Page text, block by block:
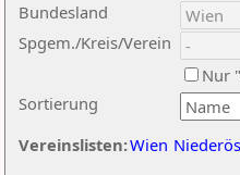
Sortierung
Bundesland
Spgem./Kreis/Verein
Nur
Vereinslisten:Wien